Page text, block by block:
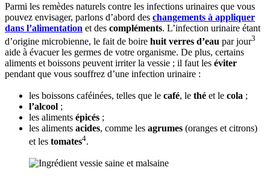
Parmi les remèdes naturels contre les infections urinaires que vous
pouvez envisager, parlons d’abord des changements à appliquer
dans l’alimentation et des compléments. L’infection urinaire étant
d’origine microbienne, le fait de boire huit verres d’eau par jour3
aide à évacuer les germes de votre organisme. De plus, certains
aliments et boissons peuvent irriter la vessie ; il faut les éviter
pendant que vous souffrez d’une infection urinaire :
les boissons caféinées, telles que le café, le thé et le cola ;
l’alcool ;
les aliments épicés ;
les aliments acides, comme les agrumes (oranges et citrons)
et les tomates4.